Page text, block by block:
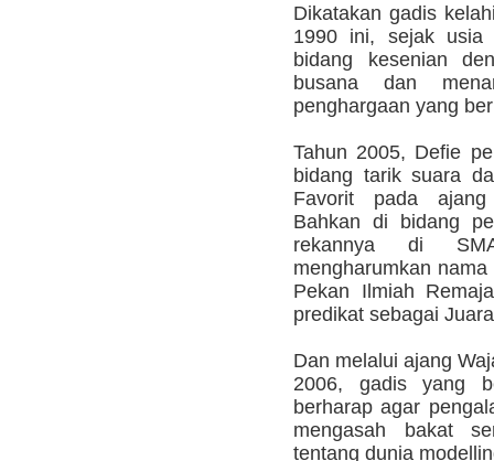
Dikatakan gadis
1990 ini, sejak
bidang kesenian
busana dan
penghargaan yang
Tahun 2005, Defie
bidang tarik suara
Favorit pada ajang
Bahkan di bidang
rekannya di
mengharumkan
Pekan Ilmiah
predikat sebagai
Dan melalui ajang
2006, gadis yang
berharap agar
mengasah bakat
tentang dunia